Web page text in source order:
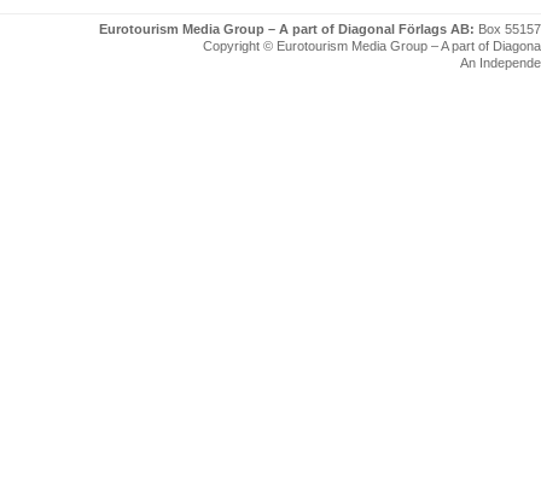
Eurotourism Media Group – A part of Diagonal Förlags AB: Box
Copyright © Eurotourism Media Group – A part of
An